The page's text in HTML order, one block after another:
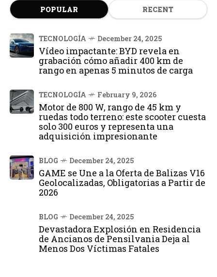
POPULAR RECENT
TECNOLOGÍA December 24, 2025
Vídeo impactante: BYD revela en
grabación cómo añadir 400 km de
rango en apenas 5 minutos de carga
TECNOLOGÍA February 9, 2026
Motor de 800 W, rango de 45 km y
ruedas todo terreno: este scooter cuesta
solo 300 euros y representa una
adquisición impresionante
BLOG December 24, 2025
GAME se Une a la Oferta de Balizas V16
Geolocalizadas, Obligatorias a Partir de
2026
BLOG December 24, 2025
Devastadora Explosión en Residencia
de Ancianos de Pensilvania Deja al
Menos Dos Víctimas Fatales